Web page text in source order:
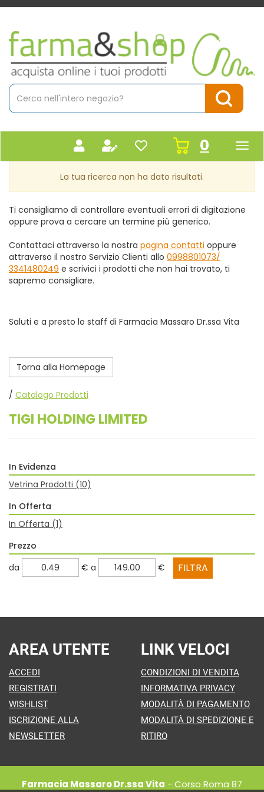
Passa
contenuto
principale
Farmacia
Massaro
Cerca
Prodotto
Cerca
0inseriti
La tua ricerca non ha dato risultati.
Ti consigliamo di controllare eventuali errori di digitazione
oppure prova a cercare un termine più generico.
Contattaci attraverso la nostra pagina contatti oppure
attraverso il nostro Servizio Clienti allo 0998801073/
3341480249 e scrivici i prodotti che non hai trovato, ti
sapremo consigliare.
Saluti e a presto lo staff di Farmacia Massaro Dr.ssa Vita
Torna alla Homepage
/ Catalogo Prodotti
TIGI HOLDING LIMITED
In Evidenza
Vetrina Prodotti (10)
In Offerta
In Offerta (1)
Prezzo
filtra
da € filtra
a €
AREA UTENTE
ACCEDI
REGISTRATI
WISHLIST
ISCRIZIONE ALLA
NEWSLETTER
LINK VELOCI
CONDIZIONI DI VENDITA
INFORMATIVA PRIVACY
MODALITÀ DI PAGAMENTO
MODALITÀ DI SPEDIZIONE E
RITIRO
Farmacia Massaro Dr.ssa Vita - Corso Roma 87